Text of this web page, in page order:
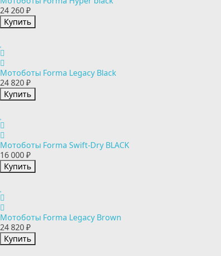
24 260 ₽
Купить
Мотоботы Forma Legacy Black
24 820 ₽
Купить
Мотоботы Forma Swift-Dry BLACK
16 000 ₽
Купить
Мотоботы Forma Legacy Brown
24 820 ₽
Купить